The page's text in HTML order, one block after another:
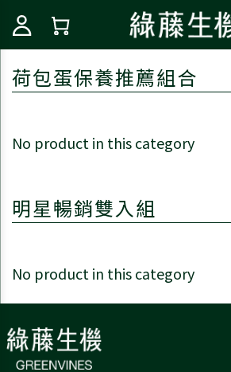
荷包蛋保養推薦組合
No product in this category
明星暢銷雙入組
No product in this category